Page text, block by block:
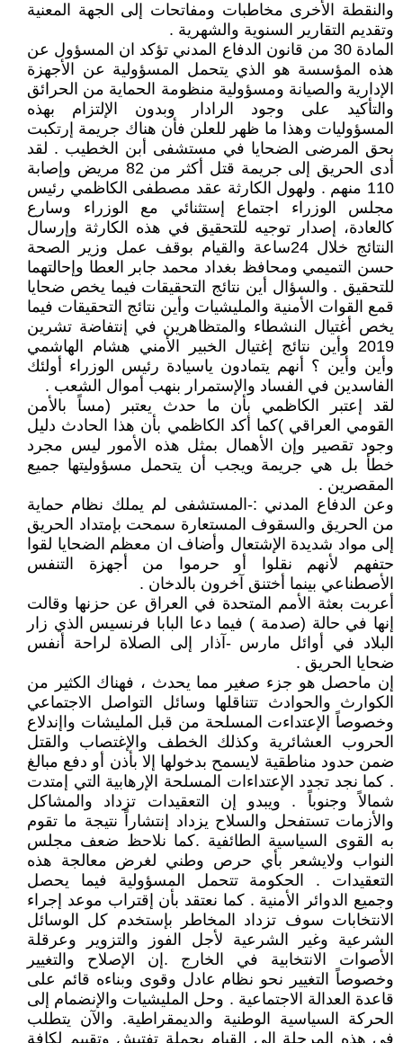
والنقطة الأخرى مخاطبات ومفاتحات إلى الجهة المعنية
وتقديم التقارير السنوية والشهرية .
المادة 30 من قانون الدفاع المدني تؤكد ان المسؤول عن
هذه المؤسسة هو الذي يتحمل المسؤولية عن الأجهزة
الإدارية والصيانة ومسؤولية منظومة الحماية من الحرائق
والتأكيد على وجود الرادار وبدون الإلتزام بهذه
المسؤوليات وهذا ما ظهر للعلن فأن هناك جريمة إرتكبت
بحق المرضى الضحايا في مستشفى أبن الخطيب . لقد
أدى الحريق إلى جريمة قتل أكثر من 82 مريض وإصابة
110 منهم . ولهول الكارثة عقد مصطفى الكاظمي رئيس
مجلس الوزراء اجتماع إستثنائي مع الوزراء وسارع
كالعادة، إصدار توجيه للتحقيق في هذه الكارثة وإرسال
النتائج خلال 24ساعة والقيام بوقف عمل وزير الصحة
حسن التميمي ومحافظ بغداد محمد جابر العطا وإحالتهما
للتحقيق . والسؤال أين نتائج التحقيقات فيما يخص ضحايا
قمع القوات الأمنية والمليشيات وأين نتائج التحقيقات فيما
يخص أغتيال النشطاء والمتظاهرين في إنتفاضة تشرين
2019 وأين نتائج إغتيال الخبير الأمني هشام الهاشمي
وأين وأين ؟ أنهم يتمادون ياسيادة رئيس الوزراء أولئك
الفاسدين في الفساد والإستمرار بنهب أموال الشعب .
لقد إعتبر الكاظمي بأن ما حدث يعتبر (مساً بالأمن
القومي العراقي )كما أكد الكاظمي بأن هذا الحادث دليل
وجود تقصير وإن الأهمال بمثل هذه الأمور ليس مجرد
خطأ بل هي جريمة ويجب أن يتحمل مسؤوليتها جميع
المقصرين .
وعن الدفاع المدني :-المستشفى لم يملك نظام حماية
من الحريق والسقوف المستعارة سمحت بإمتداد الحريق
إلى مواد شديدة الإشتعال وأضاف ان معظم الضحايا لقوا
حتفهم لأنهم نقلوا أو حرموا من أجهزة التنفس
الأصطناعي بينما أختنق آخرون بالدخان .
أعربت بعثة الأمم المتحدة في العراق عن حزنها وقالت
إنها في حالة (صدمة ) فيما دعا البابا فرنسيس الذي زار
البلاد في أوائل مارس -آذار إلى الصلاة لراحة أنفس
ضحايا الحريق .
إن ماحصل هو جزء صغير مما يحدث ، فهناك الكثير من
الكوارث والحوادث تتناقلها وسائل التواصل الاجتماعي
وخصوصاً الإعتداءت المسلحة من قبل المليشات واإندلاع
الحروب العشائرية وكذلك الخطف والإغتصاب والقتل
ضمن حدود مناطقية لايسمح بدخولها إلا بأذن أو دفع مبالغ
. كما نجد تجدد الإعتداءات المسلحة الإرهابية التي إمتدت
شمالاً وجنوباً . ويبدو إن التعقيدات تزداد والمشاكل
والأزمات تستفحل والسلاح يزداد إنتشاراً نتيجة ما تقوم
به القوى السياسية الطائفية .كما نلاحظ ضعف مجلس
النواب ولايشعر بأي حرص وطني لغرض معالجة هذه
التعقيدات . الحكومة تتحمل المسؤولية فيما يحصل
وجميع الدوائر الأمنية . كما نعتقد بأن إقتراب موعد إجراء
الانتخابات سوف تزداد المخاطر بإستخدم كل الوسائل
الشرعية وغير الشرعية لأجل الفوز والتزوير وعرقلة
الأصوات الانتخابية في الخارج .إن الإصلاح والتغيير
وخصوصاً التغيير نحو نظام عادل وقوى وبناءه قائم على
قاعدة العدالة الاجتماعية . وحل المليشيات والإنضمام إلى
الحركة السياسية الوطنية والديمقراطية. والآن يتطلب
في هذه المرحلة إلى القيام بحملة تفتيش وتقييم لكافة